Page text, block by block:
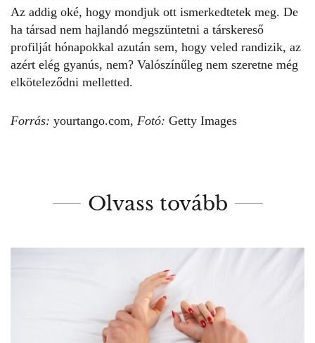
Az addig oké, hogy mondjuk ott ismerkedtetek meg. De
ha társad nem hajlandó megszüntetni a társkereső
profilját hónapokkal azután sem, hogy veled randizik, az
azért elég gyanús, nem? Valószínűleg nem szeretne még
elköteleződni melletted.
Forrás: yourtango.com, Fotó: Getty Images
Olvass tovább